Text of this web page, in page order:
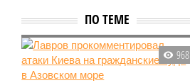
ПО ТЕМЕ
968